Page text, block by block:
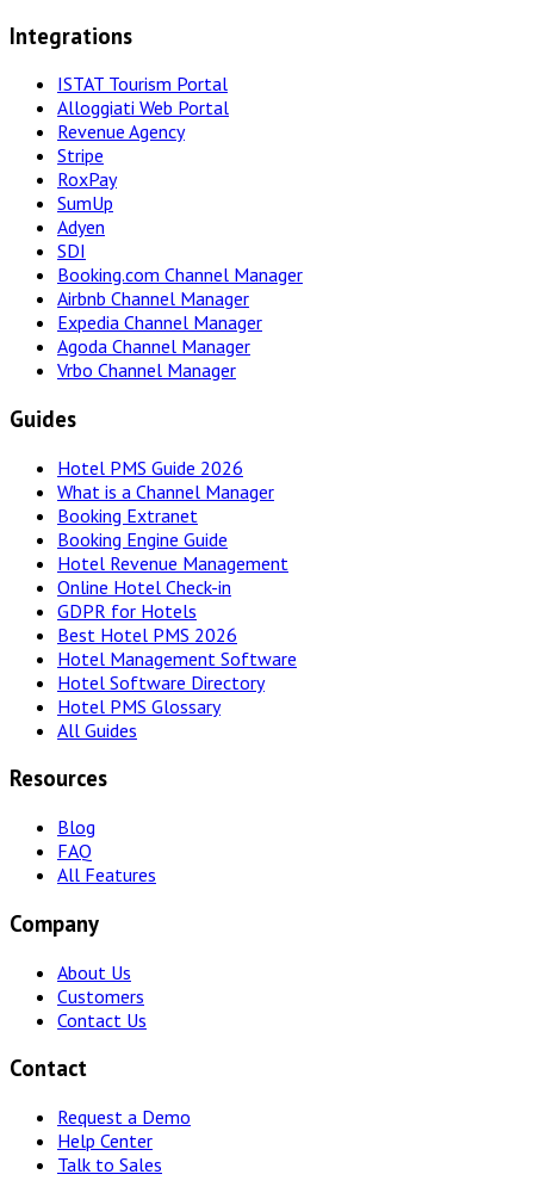
Integrations
ISTAT Tourism Portal
Alloggiati Web Portal
Revenue Agency
Stripe
RoxPay
SumUp
Adyen
SDI
Booking.com Channel Manager
Airbnb Channel Manager
Expedia Channel Manager
Agoda Channel Manager
Vrbo Channel Manager
Guides
Hotel PMS Guide 2026
What is a Channel Manager
Booking Extranet
Booking Engine Guide
Hotel Revenue Management
Online Hotel Check-in
GDPR for Hotels
Best Hotel PMS 2026
Hotel Management Software
Hotel Software Directory
Hotel PMS Glossary
All Guides
Resources
Blog
FAQ
All Features
Company
About Us
Customers
Contact Us
Contact
Request a Demo
Help Center
Talk to Sales